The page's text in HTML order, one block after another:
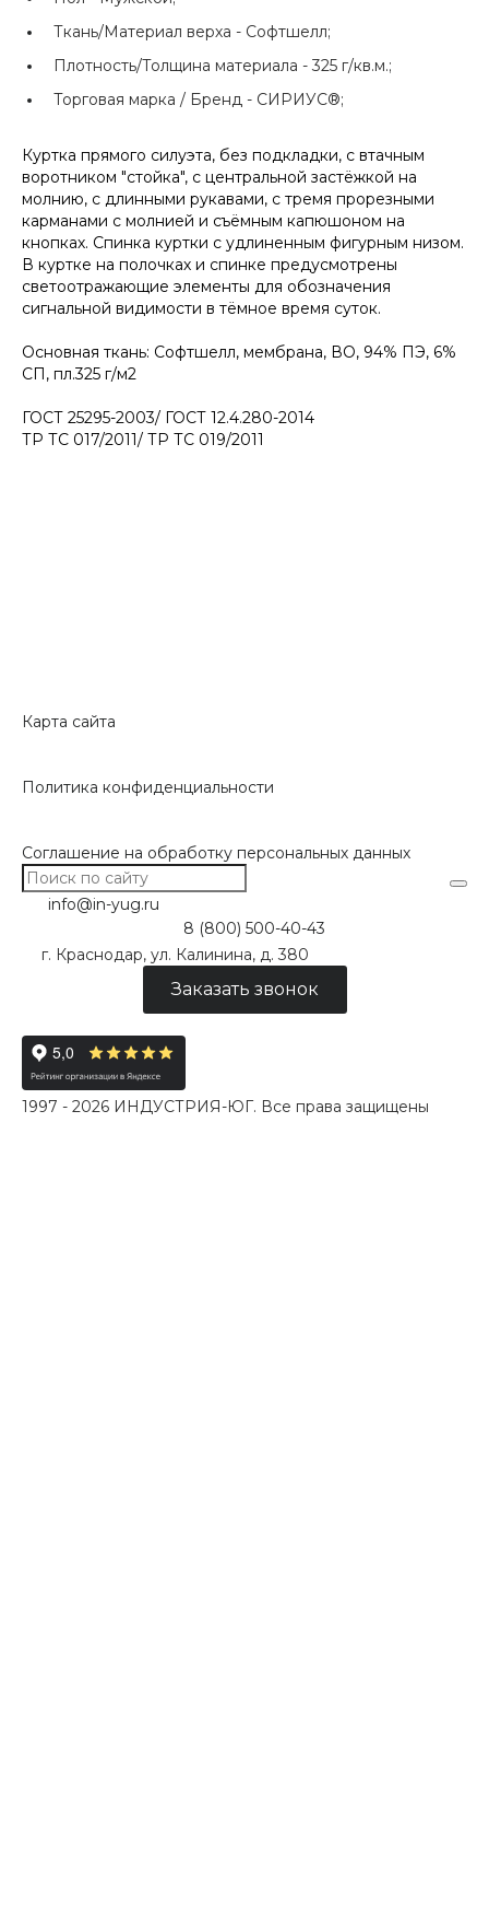
Ткань/Материал верха - Софтшелл;
Плотность/Толщина материала - 325 г/кв.м.;
Торговая марка / Бренд - СИРИУС®;
Куртка прямого силуэта, без подкладки, с втачным
воротником "стойка", с центральной застёжкой на
молнию, с длинными рукавами, с тремя прорезными
карманами с молнией и съёмным капюшоном на
кнопках. Спинка куртки с удлиненным фигурным низом.
В куртке на полочках и спинке предусмотрены
светоотражающие элементы для обозначения
сигнальной видимости в тёмное время суток.
Основная ткань: Софтшелл, мембрана, ВО, 94% ПЭ, 6%
СП, пл.325 г/м2
ГОСТ 25295-2003/ ГОСТ 12.4.280-2014
ТР ТС 017/2011/ ТР ТС 019/2011
Карта сайта
Политика конфиденциальности
Соглашение на обработку персональных данных
info@in-yug.ru
8 (800) 500-40-43
г. Краснодар, ул. Калинина, д. 380
Заказать звонок
1997 - 2026 ИНДУСТРИЯ-ЮГ. Все права защищены